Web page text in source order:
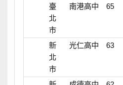
臺
北
市
南港高中 65
新
北
市
光仁高中 63